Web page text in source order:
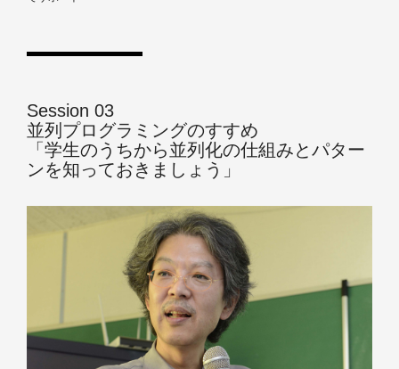
Session 03
並列プログラミングのすすめ
「学生のうちから並列化の仕組みとパター
ンを知っておきましょう」